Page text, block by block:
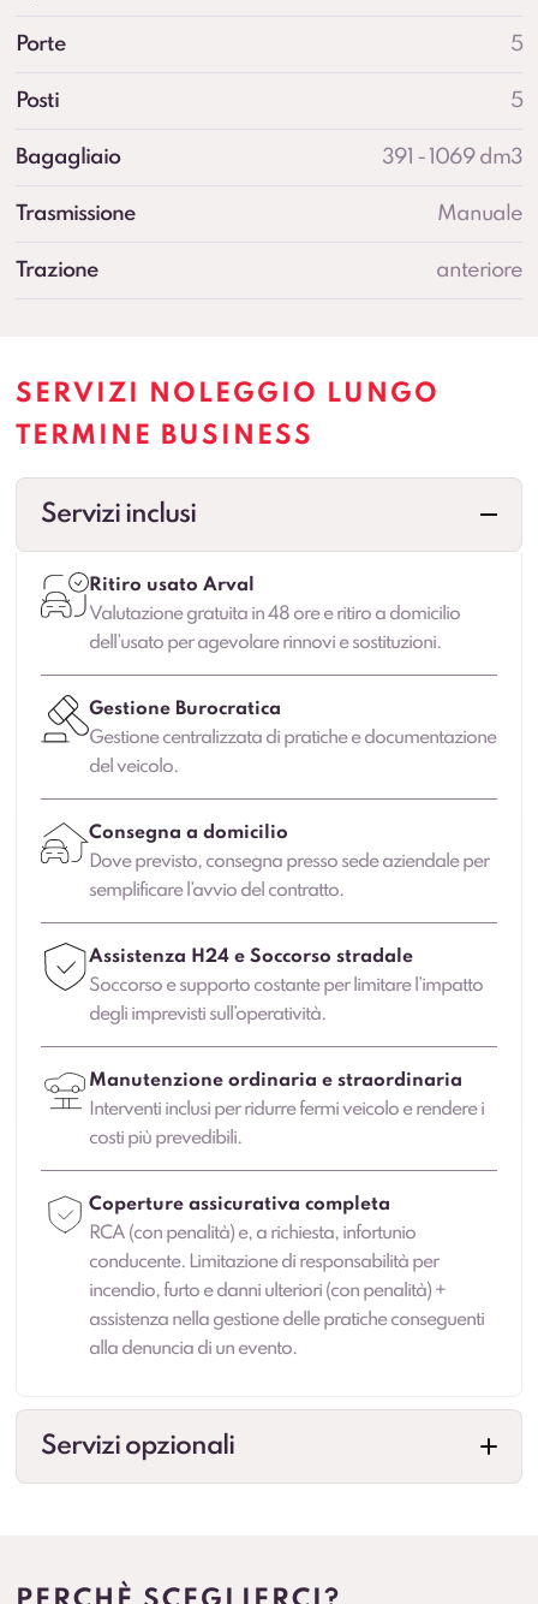
Porte 5
Posti 5
Bagagliaio 391 - 1069 dm3
Trasmissione Manuale
Trazione anteriore
SERVIZI NOLEGGIO LUNGO
TERMINE BUSINESS
Servizi inclusi
Ritiro usato Arval
Valutazione gratuita in 48 ore e ritiro a domicilio
dell’usato per agevolare rinnovi e sostituzioni.
Gestione Burocratica
Gestione centralizzata di pratiche e documentazione
del veicolo.
Consegna a domicilio
Dove previsto, consegna presso sede aziendale per
semplificare l’avvio del contratto.
Assistenza H24 e Soccorso stradale
Soccorso e supporto costante per limitare l’impatto
degli imprevisti sull’operatività.
Manutenzione ordinaria e straordinaria
Interventi inclusi per ridurre fermi veicolo e rendere i
costi più prevedibili.
Coperture assicurativa completa
RCA (con penalità) e, a richiesta, infortunio
conducente. Limitazione di responsabilità per
incendio, furto e danni ulteriori (con penalità) +
assistenza nella gestione delle pratiche conseguenti
alla denuncia di un evento.
Servizi opzionali